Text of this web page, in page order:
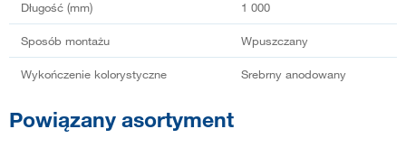
Długość (mm) 1 000
Sposób montażu Wpuszczany
Wykończenie kolorystyczne Srebrny anodowany
Powiązany asortyment